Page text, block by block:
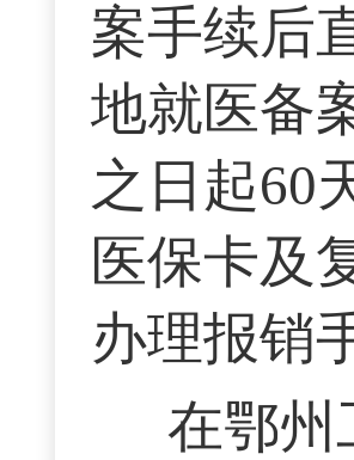
案手续后
地就医备
之日起60
医保卡及
办理报销
在鄂州